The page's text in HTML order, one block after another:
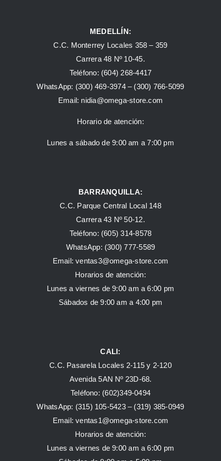
MEDELLÍN:
C.C. Monterrey Locales 358 – 359
Carrera 48 Nº 10-45.
Teléfono: (604) 268-4417
WhatsApp: (300) 469-3974 – (300) 766-5099
Email: nidia@omega-store.com
Horario de atención:
Lunes a sábado de 9:00 am a 7:00 pm
BARRANQUILLA:
C.C. Parque Central Local 148
Carrera 43 Nº 50-12.
Teléfono: (605) 314-8578
WhatsApp: (300) 777-5589
Email: ventas3@omega-store.com
Horarios de atención:
Lunes a viernes de 9:00 am a 6:00 pm
Sábados de 9:00 am a 4:00 pm
CALI:
C.C. Pasarela Locales 2-115 y 2-120
Avenida 5AN Nº 23D-68.
Teléfono: (602)349-0494
WhatsApp: (315) 105-5423 – (319) 385-0949
Email:ventas1@omega-store.com
Horarios de atención:
Lunes a viernes de 9:00 am a 6:00 pm